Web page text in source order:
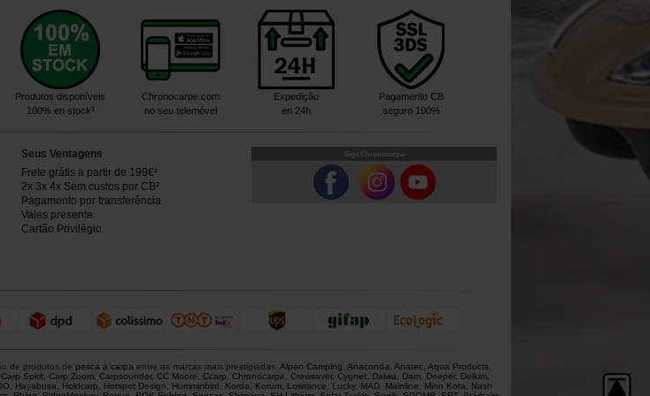
Produtos disponíveis
100% en stock³
Chronocarpe.com
no seu telemóvel
Expedição
en 24h
Pagamento CB
seguro 100%
Seus Ventagens
Frete grátis a partir de 199€¹
2x 3x 4x Sem custos por CB²
Pagamento por transferência
Vales presente
Cartão Privilégio
Siga Chronocarpa
de produtos de pesca a carpa entre as marcas mais prestigiadas. Alpen Camping Anaconda Anatec Aqua Products
Carp Spirit, Carp Zoom, Carpsounder, CC Moore Ccarp Chronocarpe Crewsaver, Cygnet, Daiwa Dam, Deeper, Delkim,
Hayabusa Holdcarp Hotspot Design Humminbird Korda Korum, Lowrance Lucky, MAD, Mainline Minn Kota
Nash